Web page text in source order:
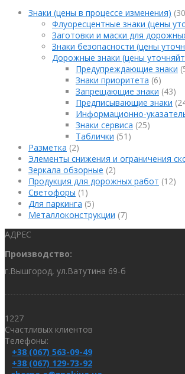
Знаки (цены в процессе изменения)
Флуоресцентные знаки (цены
Заготовки и маски для
Знаки безопасности (цены
Дорожные знаки (цены
Предупреждающие знаки
Знаки приоритета (6)
Запрещающие знаки (43)
Предписывающие знаки
Информационно-
Знаки сервиса (25)
Таблички (51)
Разметка (2)
Элементы снижения и ограничения
Зеркала обзорные (2)
Продукция для дорожных работ (12)
Светофоры (1)
Для паркинга (5)
Металлоконструкции (7)
АДРЕС
Производство:
г.Вышгород, ул.Ватутина 69-б
1227
Счастливых клиентов
Телефоны:
+38 (067) 563-09-49
+38 (067) 129-73-92